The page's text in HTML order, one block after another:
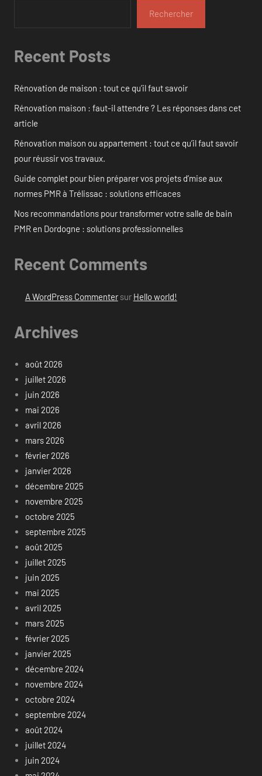
Rechercher
Recent Posts
Rénovation de maison : tout ce qu’il faut savoir
Rénovation maison : faut-il attendre ? Les réponses dans cet
article
Rénovation maison ou appartement : tout ce qu’il faut savoir
pour réussir vos travaux.
Guide complet pour bien préparer vos projets d’mise aux
normes PMR à Trélissac : solutions efficaces
Nos recommandations pour transformer votre salle de bain
PMR en Dordogne : solutions professionnelles
Recent Comments
A WordPress Commentersur Hello world!
Archives
août 2026
juillet 2026
juin 2026
mai 2026
avril 2026
mars 2026
février 2026
janvier 2026
décembre 2025
novembre 2025
octobre 2025
septembre 2025
août 2025
juillet 2025
juin 2025
mai 2025
avril 2025
mars 2025
février 2025
janvier 2025
décembre 2024
novembre 2024
octobre 2024
septembre 2024
août 2024
juillet 2024
juin 2024